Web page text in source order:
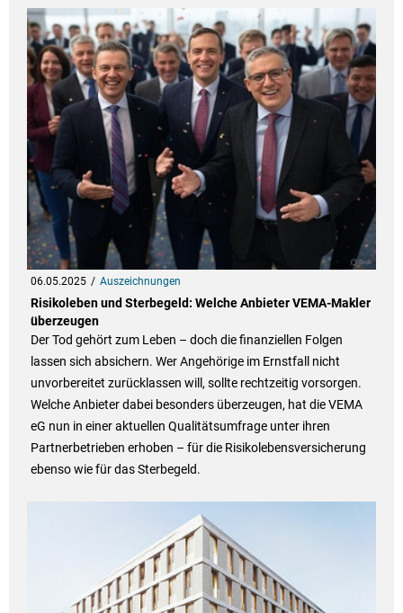
06.05.2025 Auszeichnungen
Risikoleben und Sterbegeld: Welche Anbieter VEMA-Makler
überzeugen
Der Tod gehört zum Leben – doch die finanziellen Folgen
lassen sich absichern. Wer Angehörige im Ernstfall nicht
unvorbereitet zurücklassen will, sollte rechtzeitig vorsorgen.
Welche Anbieter dabei besonders überzeugen, hat die VEMA
eG nun in einer aktuellen Qualitätsumfrage unter ihren
Partnerbetrieben erhoben – für die Risikolebensversicherung
ebenso wie für das Sterbegeld.